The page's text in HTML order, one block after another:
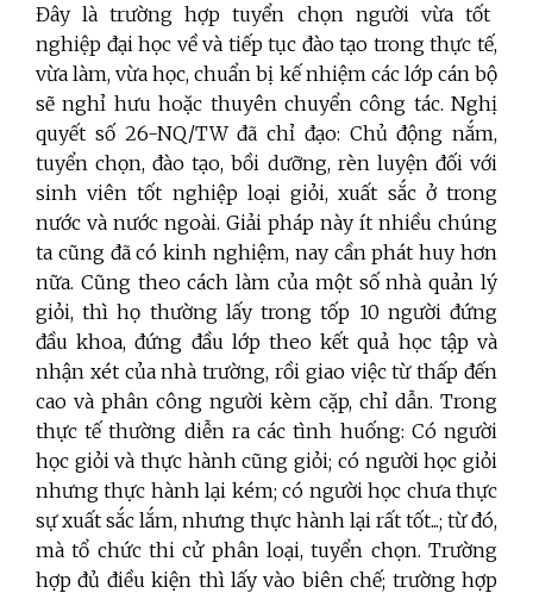
Đây là trường hợp tuyển chọn người vừa tốt
nghiệp đại học về và tiếp tục đào tạo trong thực tế,
vừa làm, vừa học, chuẩn bị kế nhiệm các lớp cán bộ
sẽ nghỉ hưu hoặc thuyên chuyển công tác. Nghị
quyết số 26-NQ/TW đã chỉ đạo: Chủ động nắm,
tuyển chọn, đào tạo, bồi dưỡng, rèn luyện đối với
sinh viên tốt nghiệp loại giỏi, xuất sắc ở trong
nước và nước ngoài. Giải pháp này ít nhiều chúng
ta cũng đã có kinh nghiệm, nay cần phát huy hơn
nữa. Cũng theo cách làm của một số nhà quản lý
giỏi, thì họ thường lấy trong tốp 10 người đứng
đầu khoa, đứng đầu lớp theo kết quả học tập và
nhận xét của nhà trường, rồi giao việc từ thấp đến
cao và phân công người kèm cặp, chỉ dẫn. Trong
thực tế thường diễn ra các tình huống: Có người
học giỏi và thực hành cũng giỏi; có người học giỏi
nhưng thực hành lại kém; có người học chưa thực
sự xuất sắc lắm, nhưng thực hành lại rất tốt...; từ đó,
mà tổ chức thi cử phân loại, tuyển chọn. Trường
hợp đủ điều kiện thì lấy vào biên chế; trường hợp